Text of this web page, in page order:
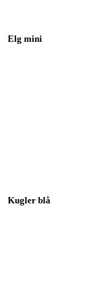
Elg mini
Kugler blå